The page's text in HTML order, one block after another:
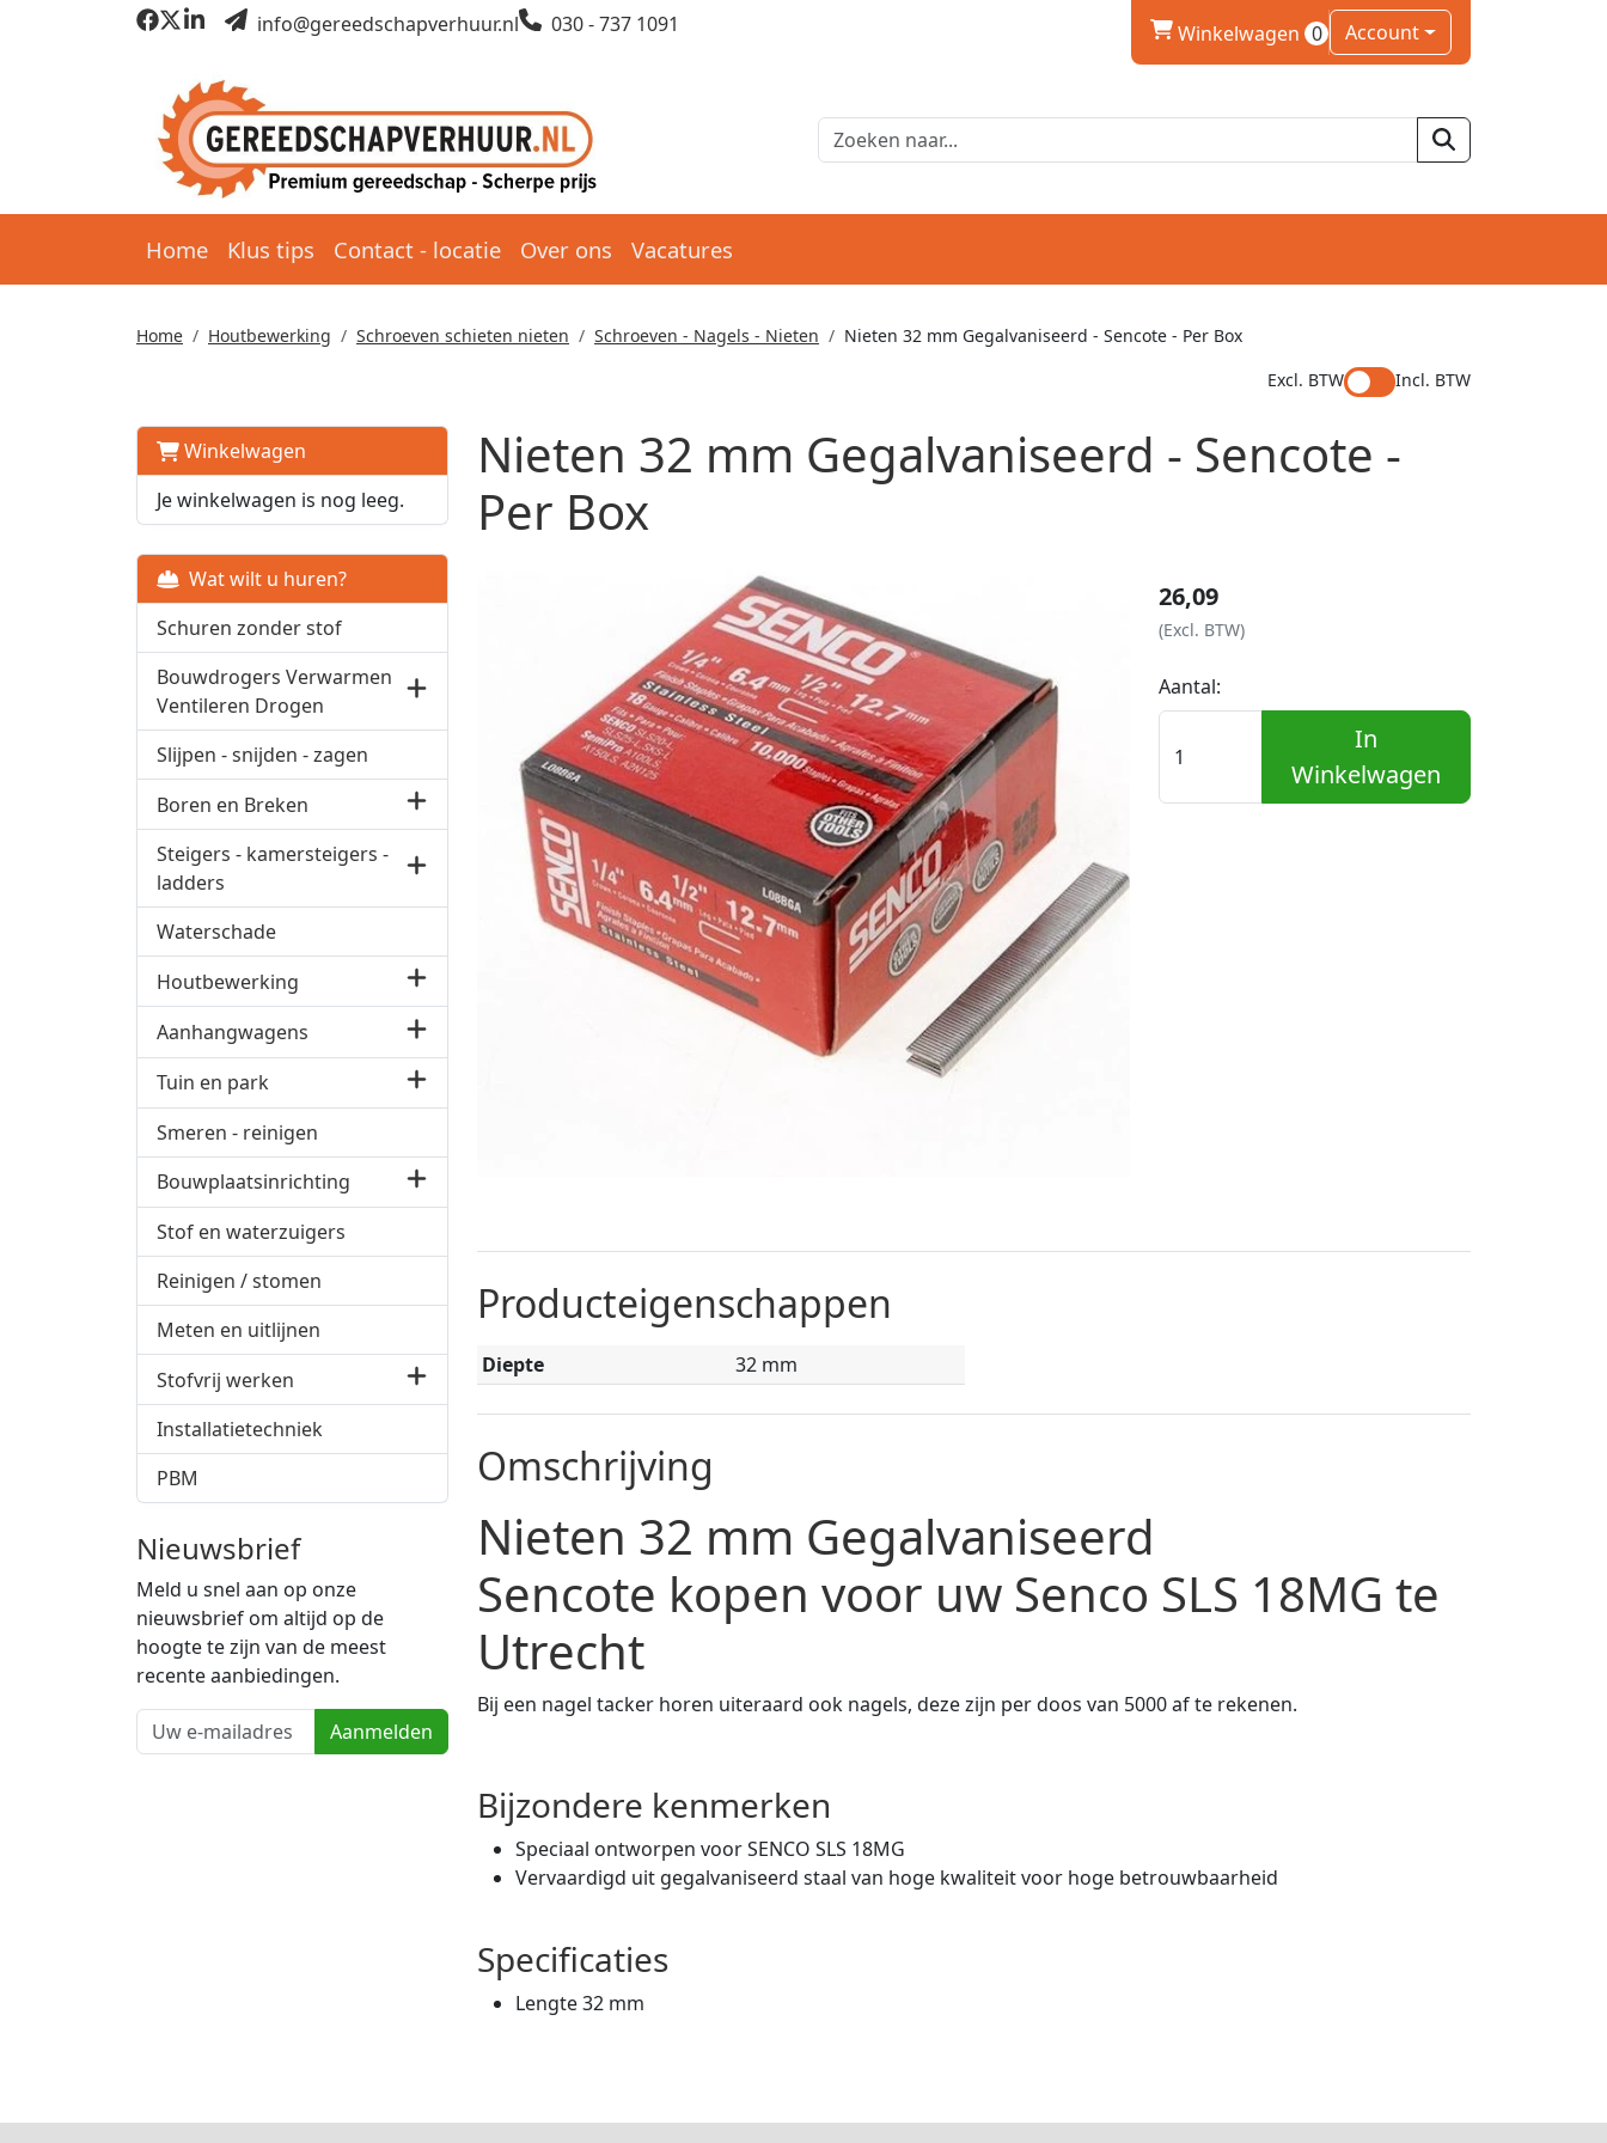
info@gereedschapverhuur.nl 030 - 737 1091 winkelwagen
Winkelwagen 0 Account
Home Klus tips Contact - locatie Over ons Vacatures
Home Houtbewerking Schroeven schieten nieten Schroeven - Nagels - Nieten
Nieten 32 mm Gegalvaniseerd - Sencote - Per Box
Excl. BTW
Incl. BTW
Winkelwagen
Je winkelwagen is nog leeg.
Wat wilt u huren?
Schuren zonder stof
Bouwdrogers Verwarmen
Ventileren Drogen
Slijpen - snijden - zagen
Boren en Breken
Steigers - kamersteigers -
ladders
Waterschade
Houtbewerking
Aanhangwagens
Tuin en park
Smeren - reinigen
Bouwplaatsinrichting
Stof en waterzuigers
Reinigen / stomen
Meten en uitlijnen
Stofvrij werken
Installatietechniek
PBM
Nieuwsbrief
Meld u snel aan op onze
nieuwsbrief om altijd op de
hoogte te zijn van de meest
recente aanbiedingen.
Aanmelden
Nieten 32 mm Gegalvaniseerd - Sencote -
Per Box
26,09
(Excl. BTW)
Aantal:
In
Winkelwagen
Producteigenschappen
Diepte 32 mm
Omschrijving
Nieten 32 mm Gegalvaniseerd
Sencote kopen voor uw Senco SLS 18MG te
Utrecht
Bij een nagel tacker horen uiteraard ook nagels, deze zijn per doos van 5000 af te rekenen.
Bijzondere kenmerken
Speciaal ontworpen voor SENCO SLS 18MG
Vervaardigd uit gegalvaniseerd staal van hoge kwaliteit voor hoge betrouwbaarheid
Specificaties
Lengte 32 mm